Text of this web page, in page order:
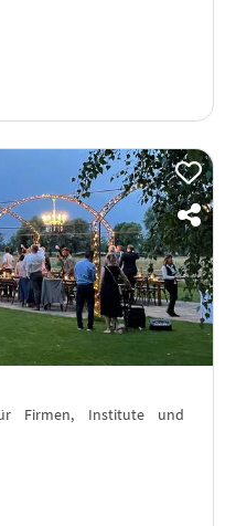
Firmen, Institute und